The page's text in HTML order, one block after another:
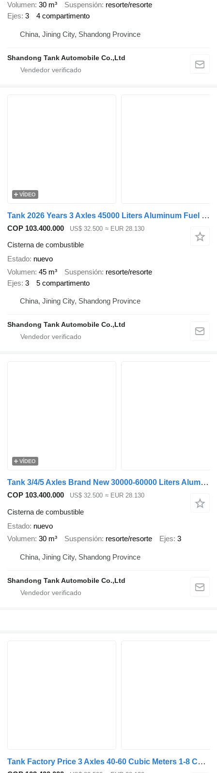
Volumen 30 m³ Suspensión resorte/resorte
Ejes 3 4 compartimento
China, Jining City, Shandong Province
Shandong Tank Automobile Co.,Ltd
VÍDEO
Tank 2026 Years 3 Axles 45000 Liters Aluminum Fuel Tanker Trailer
COP 103.400.000 US$ 32.500 ≈ EUR 28.130
Cisterna de combustible
Estado nuevo
Volumen 45 m³ Suspensión resorte/resorte
Ejes 3 5 compartimento
China, Jining City, Shandong Province
Shandong Tank Automobile Co.,Ltd
VÍDEO
Tank 3/4/5 Axles Brand New 30000-60000 Liters Aluminum/Carbon Steel/S
COP 103.400.000 US$ 32.500 ≈ EUR 28.130
Cisterna de combustible
Estado nuevo
Volumen 30 m³ Suspensión resorte/resorte Ejes 3
China, Jining City, Shandong Province
Shandong Tank Automobile Co.,Ltd
Tank Factory Price 3 Axles 40-60 Cubic Meters 1-8 Compartments Alumin